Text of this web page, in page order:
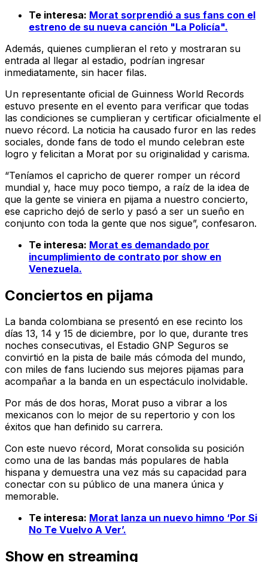
Te interesa: Morat sorprendió a sus fans con el
estreno de su nueva canción "La Policía".
Además, quienes cumplieran el reto y mostraran su
entrada al llegar al estadio, podrían ingresar
inmediatamente, sin hacer filas.
Un representante oficial de Guinness World Records
estuvo presente en el evento para verificar que todas
las condiciones se cumplieran y certificar oficialmente el
nuevo récord. La noticia ha causado furor en las redes
sociales, donde fans de todo el mundo celebran este
logro y felicitan a Morat por su originalidad y carisma.
“Teníamos el capricho de querer romper un récord
mundial y, hace muy poco tiempo, a raíz de la idea de
que la gente se viniera en pijama a nuestro concierto,
ese capricho dejó de serlo y pasó a ser un sueño en
conjunto con toda la gente que nos sigue”, confesaron.
Te interesa: Morat es demandado por
incumplimiento de contrato por show en
Venezuela.
Conciertos en pijama
La banda colombiana se presentó en ese recinto los
días 13, 14 y 15 de diciembre, por lo que, durante tres
noches consecutivas, el Estadio GNP Seguros se
convirtió en la pista de baile más cómoda del mundo,
con miles de fans luciendo sus mejores pijamas para
acompañar a la banda en un espectáculo inolvidable.
Por más de dos horas, Morat puso a vibrar a los
mexicanos con lo mejor de su repertorio y con los
éxitos que han definido su carrera.
Con este nuevo récord, Morat consolida su posición
como una de las bandas más populares de habla
hispana y demuestra una vez más su capacidad para
conectar con su público de una manera única y
memorable.
Te interesa: Morat lanza un nuevo himno ‘Por Si
No Te Vuelvo A Ver’.
Show en streaming